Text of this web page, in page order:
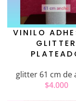
VINILO
GLITTER
glitter 61 cm de
$4.000